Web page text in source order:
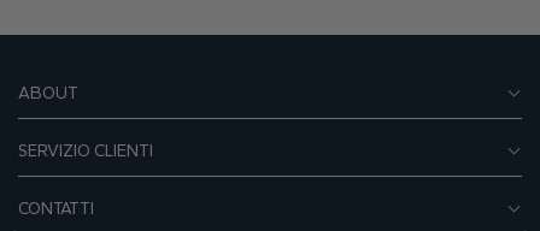
ABOUT
SERVIZIO CLIENTI
CONTATTI